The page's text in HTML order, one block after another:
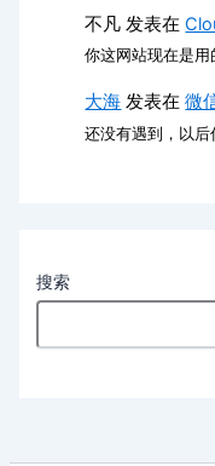
不凡 发表在
你这网站现在是
大海 发表在微
还没有遇到，以后
搜索